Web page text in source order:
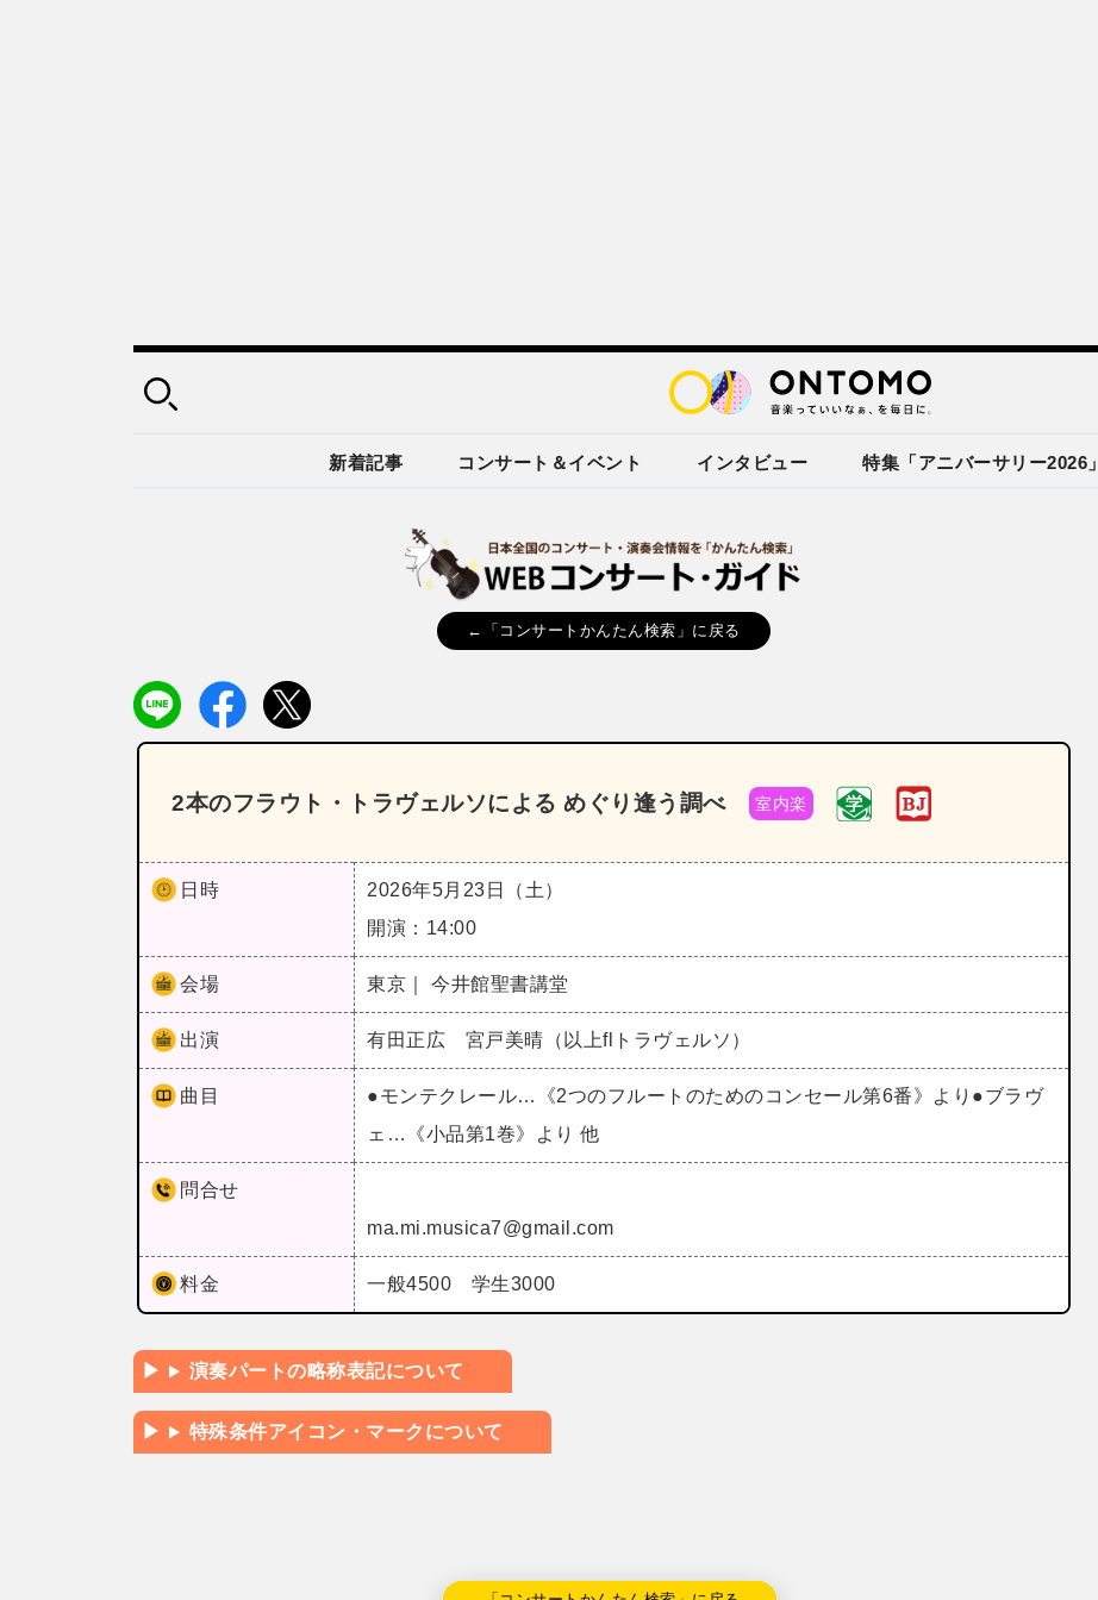
新着記事 コンサート＆イベント インタビュー 特集「アニバーサリー2026」
←「コンサートかんたん検索」に戻る
2本のフラウト・トラヴェルソによる めぐり逢う調べ 室内楽
日時
2026年5月23日（土）
開演：14:00
会場 東京｜ 今井館聖書講堂
出演 有田正広 宮戸美晴（以上flトラヴェルソ）
曲目
●モンテクレール…《2つのフルートのためのコンセール第6番》より●ブラヴ
ェ…《小品第1巻》より 他
問合せ
ma.mi.musica7@gmail.com
料金 一般4500 学生3000
演奏パートの略称表記について
特殊条件アイコン・マークについて